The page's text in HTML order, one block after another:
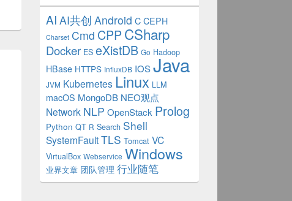
AI AI共创 Android C CEPH
Charset Cmd CPP CSharp
Docker ES eXistDB Go Hadoop
HBase HTTPS InfluxDB IOSJava
JVM Kubernetes Linux LLM
macOS MongoDB NEO观点
Network NLP OpenStack Prolog
Python QT R Search Shell
SystemFaultTLS Tomcat VC
VirtualBox Webservice Windows
业界文章 团队管理 行业随笔